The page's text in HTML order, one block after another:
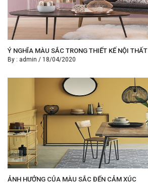
Ý NGHĨA MÀU SẮC TRONG THIẾT KẾ NỘI THẤT
By : admin / 18/04/2020
ẢNH HƯỞNG CỦA MÀU SẮC ĐẾN CẢM XÚC